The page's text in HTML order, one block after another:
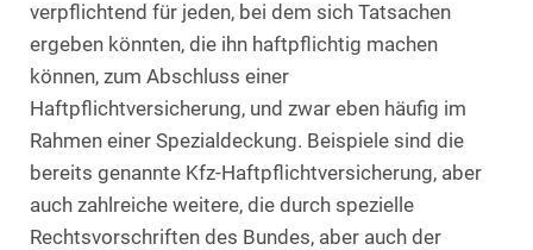
verpflichtend für jeden, bei dem sich Tatsachen
ergeben könnten, die ihn haftpflichtig machen
können, zum Abschluss einer
Haftpflichtversicherung, und zwar eben häufig im
Rahmen einer Spezialdeckung. Beispiele sind die
bereits genannte Kfz-Haftpflichtversicherung, aber
auch zahlreiche weitere, die durch spezielle
Rechtsvorschriften des Bundes, aber auch der